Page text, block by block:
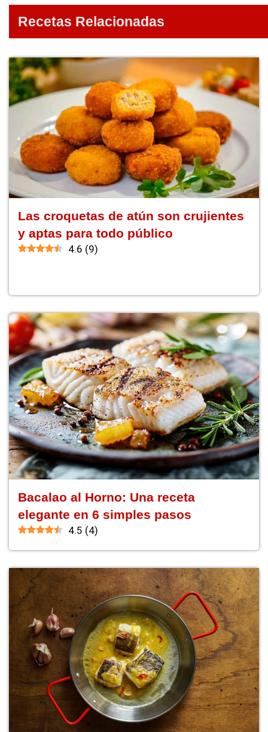
Recetas Relacionadas
Las croquetas de atún son crujientes
y aptas para todo público
4.6 (9)
Bacalao al Horno: Una receta
elegante en 6 simples pasos
4.5 (4)